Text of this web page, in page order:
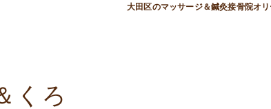
大田区のマッサージ＆鍼灸接骨院オ
くろ